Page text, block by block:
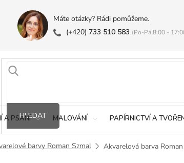
Máte otázky? Rádi pomůžeme.
(+420) 733 510 583 (Po-Pá 8:00 -
HLEDAT
A PSANÍ MALOVÁNÍ PAPÍRNICTVÍ A
barvy Roman Szmal Akvarelová barva